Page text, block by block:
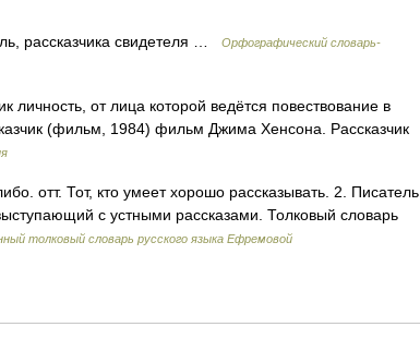
рассказчика свидетеля …
Орфографический словарь-
личность, от лица которой ведётся повествование в
(фильм, 1984) фильм Джима Хенсона. Рассказчик
отт. Тот, кто умеет хорошо рассказывать. 2. Писатель,
с устными рассказами. Толковый словарь
толковый словарь русского языка Ефремовой